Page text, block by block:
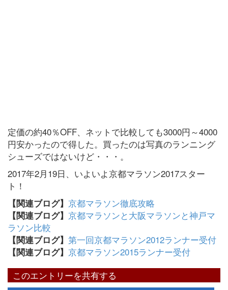
定価の約40％OFF、ネットで比較しても3000円～4000
円安かったので得した。買ったのは写真のランニング
シューズではないけど・・・。
2017年2月19日、いよいよ京都マラソン2017スター
ト！
【関連ブログ】 京都マラソン徹底攻略
【関連ブログ】 京都マラソンと大阪マラソンと神戸マ
ラソン比較
【関連ブログ】 第一回京都マラソン2012ランナー受付
【関連ブログ】 京都マラソン2015ランナー受付
このエントリーを共有する